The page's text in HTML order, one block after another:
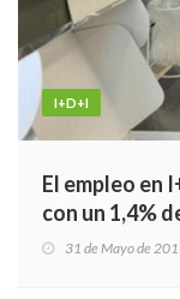
I+D+I
El empleo en
con un 1,4%
31 de Mayo de